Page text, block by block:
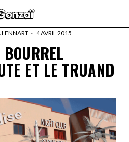
LENNART 4 AVRIL 2015
ET LE TRUAND